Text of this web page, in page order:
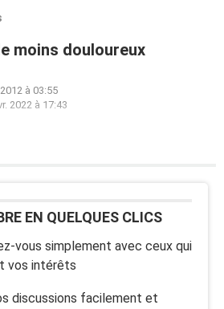
moins douloureux
à 03:55
2022 à 17:43
EN QUELQUES CLICS
vous simplement avec ceux qui
vos intérêts
discussions facilement et